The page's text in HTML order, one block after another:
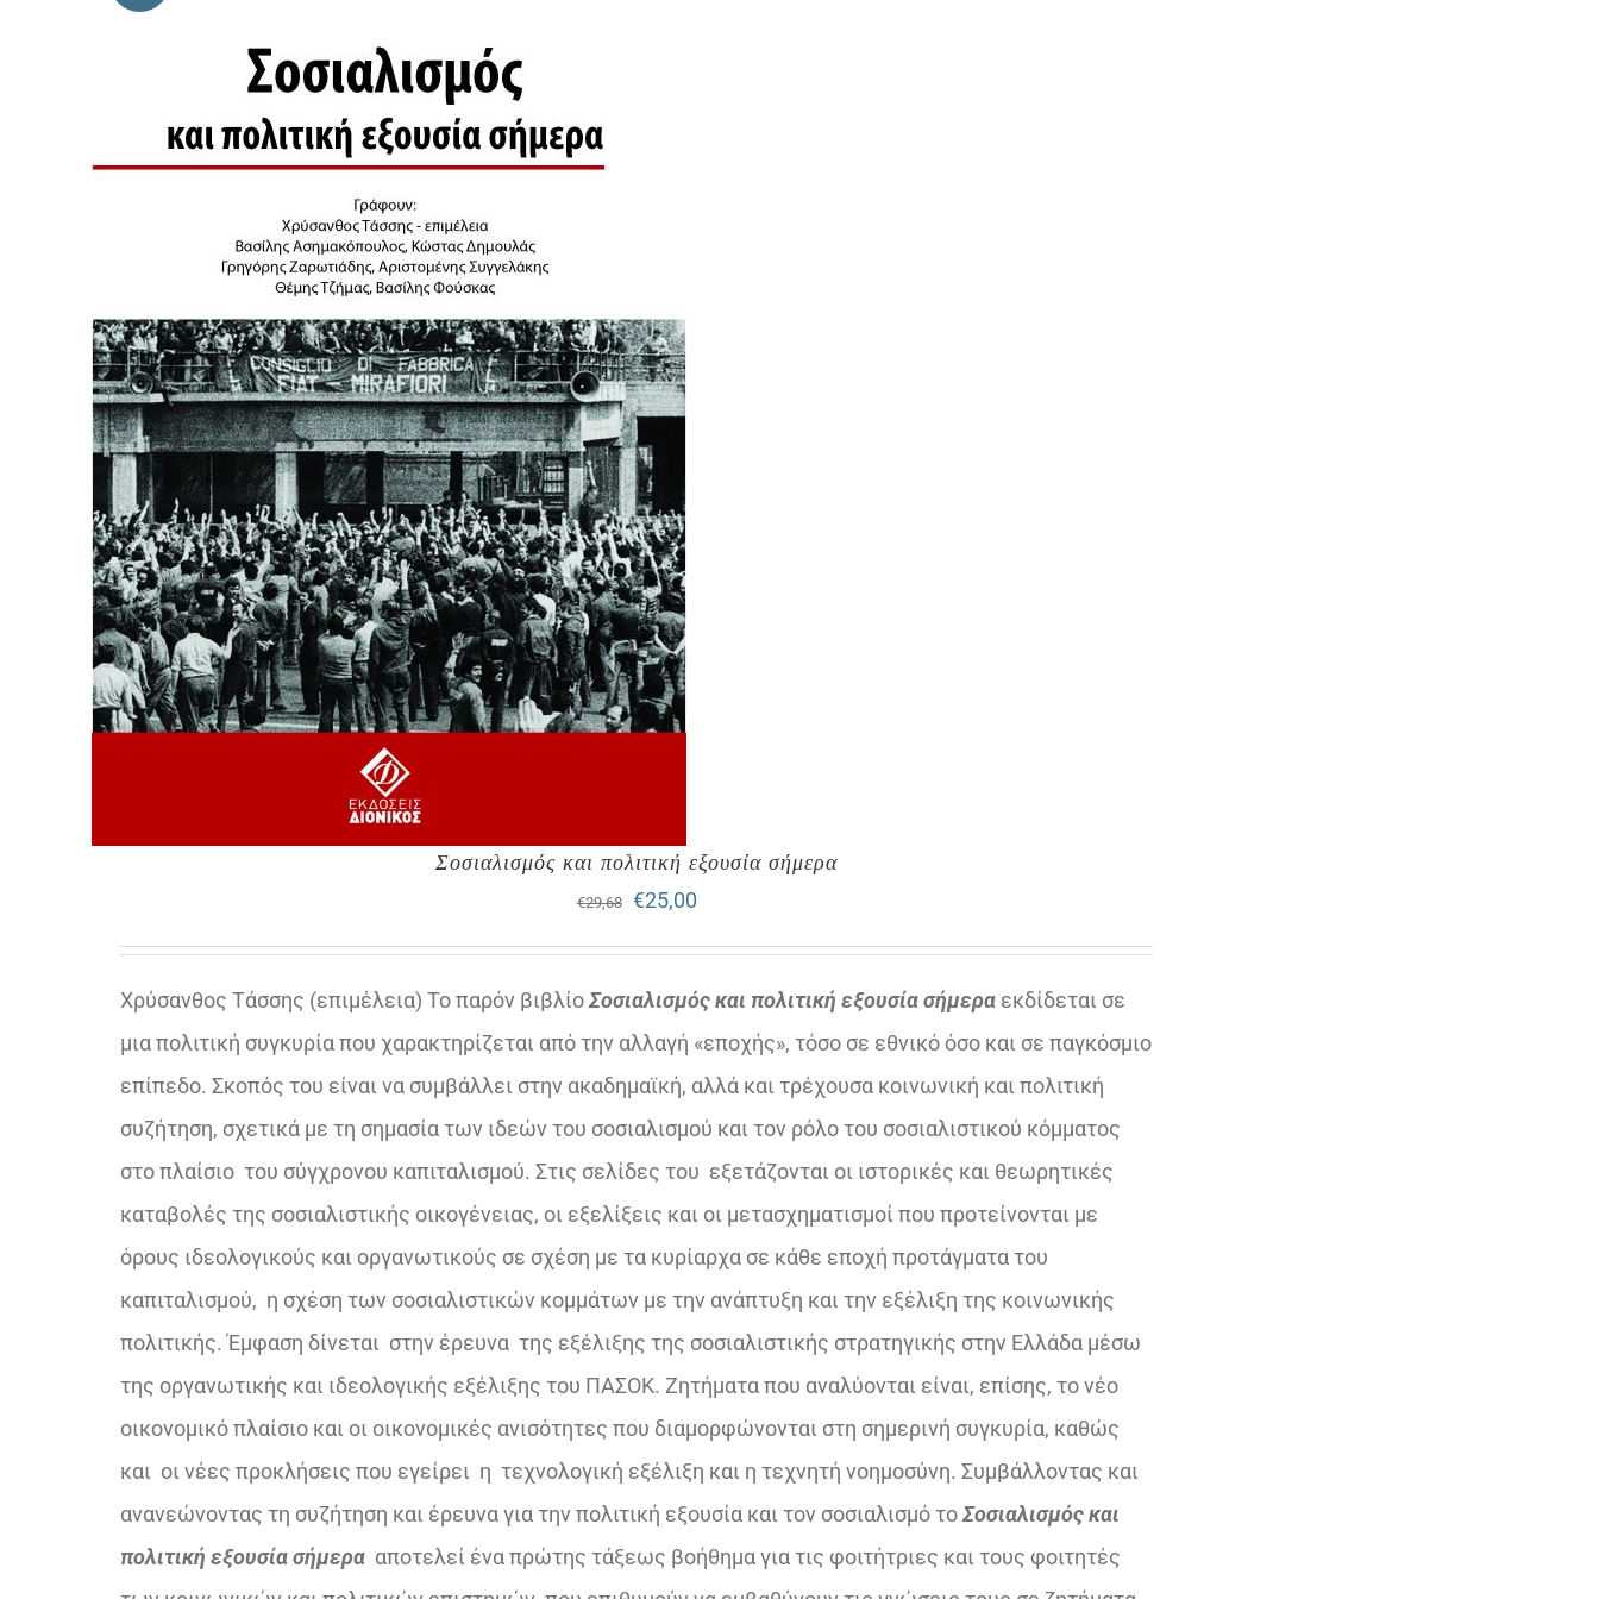
Σοσιαλισμός και πολιτική εξουσία σήμερα
€29,68
Original
price
€29,68.
€25,00Η
τρέχουσα
τιμή
€25,00.
Χρύσανθος Τάσσης (επιμέλεια) Το παρόν βιβλίοΣοσιαλισμός και πολιτική εξουσία σήμεραεκδίδεται σε
μια πολιτική συγκυρία που χαρακτηρίζεται από την αλλαγή «εποχής», τόσο σε εθνικό όσο και σε παγκόσμιο
επίπεδο. Σκοπός του είναι να συμβάλλει στην ακαδημαϊκή, αλλά και τρέχουσα κοινωνική και πολιτική
συζήτηση, σχετικά με τη σημασία των ιδεών του σοσιαλισμού και τον ρόλο του σοσιαλιστικού κόμματος
στο πλαίσιο του σύγχρονου καπιταλισμού. Στις σελίδες του εξετάζονται οι ιστορικές και θεωρητικές
καταβολές της σοσιαλιστικής οικογένειας, οι εξελίξεις και οι μετασχηματισμοί που προτείνονται με
όρους ιδεολογικούς και οργανωτικούς σε σχέση με τα κυρίαρχα σε κάθε εποχή προτάγματα του
καπιταλισμού, η σχέση των σοσιαλιστικών κομμάτων με την ανάπτυξη και την εξέλιξη της κοινωνικής
πολιτικής. Έμφαση δίνεται στην έρευνα της εξέλιξης της σοσιαλιστικής στρατηγικής στην Ελλάδα μέσω
της οργανωτικής και ιδεολογικής εξέλιξης του ΠΑΣΟΚ. Ζητήματα που αναλύονται είναι, επίσης, το νέο
οικονομικό πλαίσιο και οι οικονομικές ανισότητες που διαμορφώνονται στη σημερινή συγκυρία, καθώς
και οι νέες προκλήσεις που εγείρει η τεχνολογική εξέλιξη και η τεχνητή νοημοσύνη. Συμβάλλοντας και
ανανεώνοντας τη συζήτηση και έρευνα για την πολιτική εξουσία και τον σοσιαλισμό τοΣοσιαλισμός και
πολιτική εξουσία σήμερααποτελεί ένα πρώτης τάξεως βοήθημα για τις φοιτήτριες και τους φοιτητές